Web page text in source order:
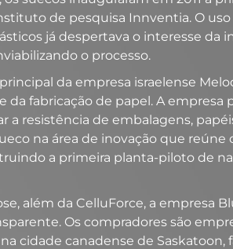
de pesquisa Innventia. O
já despertava o interesse da
o processo.
da empresa israelense
fabricação de papel. A
de embalagens,
na área de inovação que
a primeira planta-piloto de
além da CelluForce, a empresa
Os compradores são
cidade canadense de Saskatoon,